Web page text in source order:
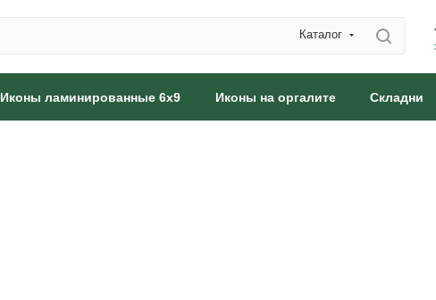
Каталог
Иконы ламинированные 6x9 Иконы на оргалите Складни